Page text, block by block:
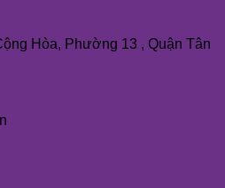
Hòa, Phường 13 , Quận Tân